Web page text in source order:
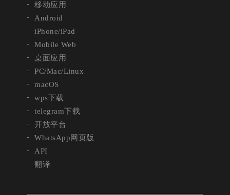
移动应用
Android
iPhone/iPad
Mobile Web
桌面应用
PC/Mac/Linux
macOS
wps下载
telegram下载
开放平台
WhatsApp网页版
API
翻译